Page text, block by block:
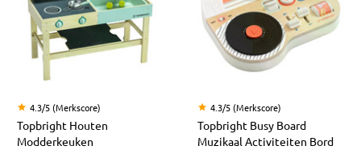
4.3/5 (Merkscore)
Topbright Houten
Modderkeuken
4.3/5 (Merkscore)
Topbright Busy Board
Muzikaal Activiteiten Bord